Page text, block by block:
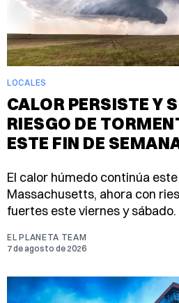
LOCALES
CALOR PERSISTE Y
RIESGO DE
ESTE FIN DE
El calor húmedo continúa
Massachusetts, ahora con
fuertes este viernes y sábado.
EL PLANETA TEAM
7 de agosto de 2026